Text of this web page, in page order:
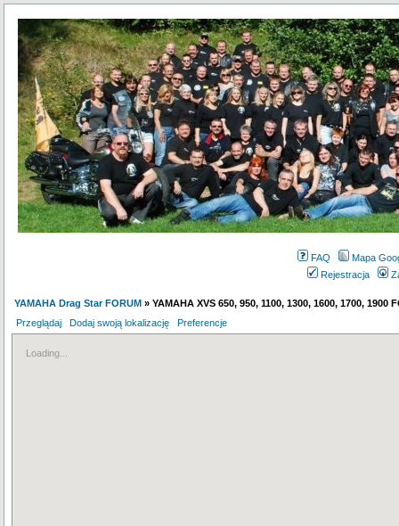
FAQ
Mapa
Rejestracja
YAMAHA Drag Star FORUM » YAMAHA XVS 650, 950, 1100, 1300, 1600, 1700, 1900
Przeglądaj
Dodaj swoją lokalizację Preferencje
Loading...